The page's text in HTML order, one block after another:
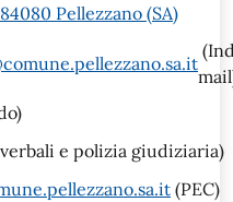
Pellezzano (SA)
e polizia giudiziaria)
(PEC)